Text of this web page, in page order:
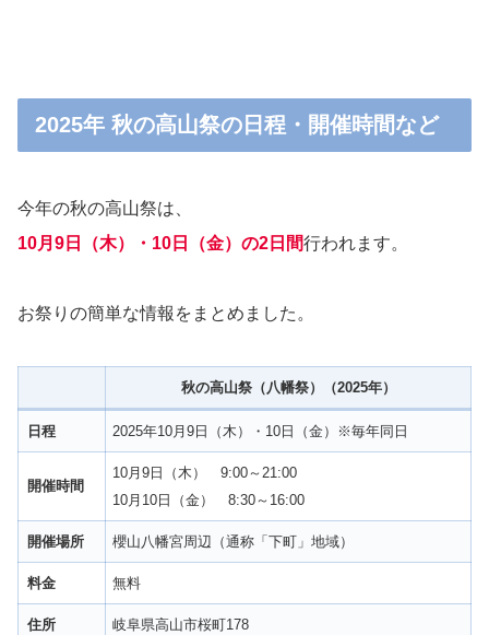
2025年 秋の高山祭の日程・開催時間など
今年の秋の高山祭は、
10月9日（木）・10日（金）の2日間行われます。
お祭りの簡単な情報をまとめました。
秋の高山祭（八幡祭）（2025年）
日程 2025年10月9日（木）・10日（金）※毎年同日
開催時間
10月9日（木） 9:00～21:00
10月10日（金） 8:30～16:00
開催場所 櫻山八幡宮周辺（通称「下町」地域）
料金 無料
住所 岐阜県高山市桜町178